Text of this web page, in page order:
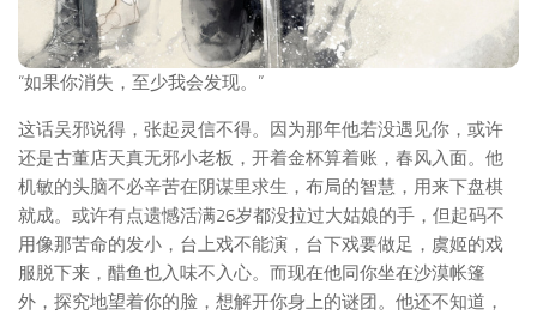
“如果你消失，至少我会发现。”
这话吴邪说得，张起灵信不得。因为那年他若没遇见你，或许
还是古董店天真无邪小老板，开着金杯算着账，春风入面。他
机敏的头脑不必辛苦在阴谋里求生，布局的智慧，用来下盘棋
就成。或许有点遗憾活满26岁都没拉过大姑娘的手，但起码不
用像那苦命的发小，台上戏不能演，台下戏要做足，虞姬的戏
服脱下来，醋鱼也入味不入心。而现在他同你坐在沙漠帐篷
外，探究地望着你的脸，想解开你身上的谜团。他还不知道，